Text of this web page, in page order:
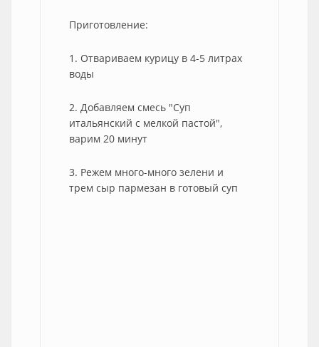
Приготовление:
1. Отвариваем курицу в 4-5 литрах
воды
2. Добавляем смесь "Суп
итальянский с мелкой пастой",
варим 20 минут
3. Режем много-много зелени и
трем сыр пармезан в готовый суп